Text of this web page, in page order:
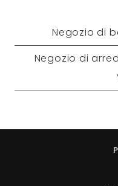
Negozio di
Negozio di